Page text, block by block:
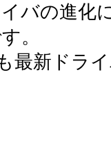
バの進化
。
最新ドラ